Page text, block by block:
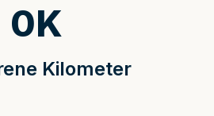
Kilometer
0K